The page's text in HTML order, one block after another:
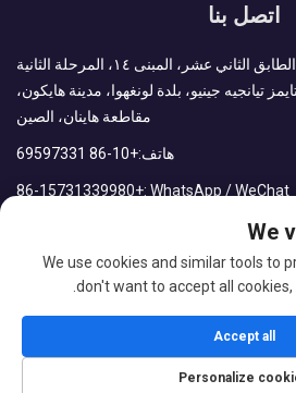
اتصل بنا
Add : الغرفة ١٢٠٧–١٢٠٨، الطابق الثاني عشر، المبنى ١٤، المرحلة الثانية
تيانجيه جينيو، بلدة لونغهوا، مدينة هايكون،
مقاطعة هاينان، الصين
هاتف:+86-10 69597331
WhatsApp / WeChat :
+86-15731339980
البريد الإلكتروني:
سي دي بي إتش (هاينان) المحدودة
سياسة الخصوصية
We
We use cookies and similar tools to
don't want to accept all cookies,
Personalize
Accept all